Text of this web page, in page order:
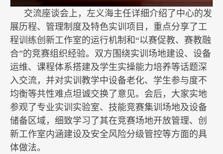
交流座谈会上，左义海主任详细介绍了中心的发
展历程、管理制度及特色实训项目，重点分享了工
程训练创新工作室的运行机制和“以赛促教、赛教融
合”的竞赛组织经验。双方围绕实训场地建设、设备
运维、课程体系搭建及学生实操能力培养等话题深
入交流，并对实训教学中设备老化、学生参与度不
均衡等共性难点坦诚交换了意见。会后，大家实地
参观了专业实训实验室、技能竞赛集训场地及设备
储备区域，细致学习了其在竞赛场地开放管理、创
新工作室内涵建设及安全风险分级管控等方面的具
体做法。